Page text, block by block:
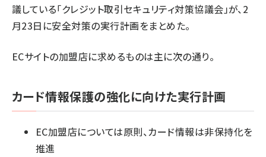
議している「クレジット取引セキュリティ対策協議会」が、2
月23日に安全対策の実行計画をまとめた。
ECサイトの加盟店に求めるものは主に次の通り。
カード情報保護の強化に向けた実行計画
EC加盟店については原則、カード情報は非保持化を
推進